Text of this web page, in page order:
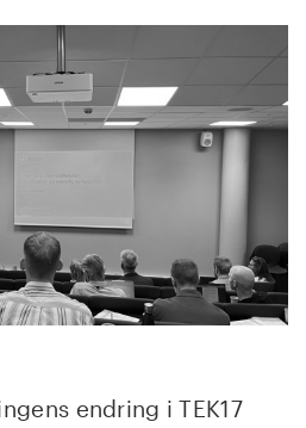
endring i TEK17